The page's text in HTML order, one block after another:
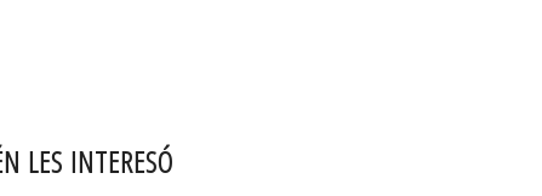
LES INTERESÓ